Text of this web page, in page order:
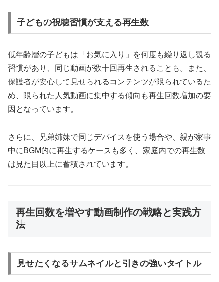
子どもの視聴習慣が支える再生数
低年齢層の子どもは「お気に入り」を何度も繰り返し観る
習慣があり、同じ動画が数十回再生されることも。また、
保護者が安心して見せられるコンテンツが限られているた
め、限られた人気動画に集中する傾向も再生回数増加の要
因となっています。
さらに、兄弟姉妹で同じデバイスを使う場合や、親が家事
中にBGM的に再生するケースも多く、家庭内での再生数
は見た目以上に蓄積されています。
再生回数を増やす動画制作の戦略と実践方
法
見せたくなるサムネイルと引きの強いタイトル